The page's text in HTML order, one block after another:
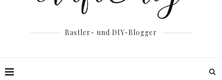
Bastler- und DIY-Blogger